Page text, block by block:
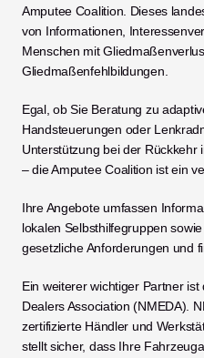
Amputee Coalition. Dieses
von Informationen,
Menschen mit
Gliedmaßenfehlbildungen.
Egal, ob Sie Beratung zu
Handsteuerungen oder
Unterstützung bei der
– die Amputee Coalition ist ein
Ihre Angebote umfassen
lokalen Selbsthilfegruppen
gesetzliche Anforderungen und
Ein weiterer wichtiger Partner
Dealers Association (NMEDA).
zertifizierte Händler und
stellt sicher, dass Ihre